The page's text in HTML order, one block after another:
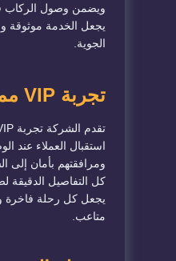
ويضمن وصول الركاب
يجعل الخدمة موثوقة
الجوية.
تجربة VIP مميزة
استقبال العملاء عند
ومرافقتهم بأمان إلى
كل التفاصيل الدقيقة
يجعل كل رحلة فاخرة
متاعب.